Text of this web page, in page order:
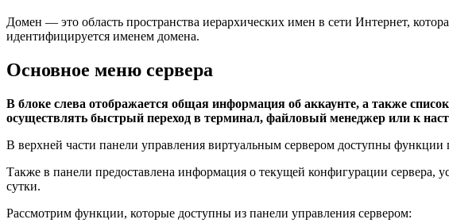
Домен — это область пространства иерархических имен в сети Интернет,
идентифицируется именем домена.
Основное меню сервера
В блоке слева отображается общая информация об аккаунте, а также
осуществлять быстрый переход в терминал, файловый менеджер или к
В верхней части панели управления виртуальным сервером доступны функции
Также в панели предоставлена информация о текущей конфигурации сервера,
сутки.
Рассмотрим функции, которые доступны из панели управления сервером: